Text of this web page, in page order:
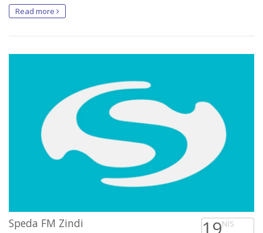
Read more
Speda FM Zindi NIS